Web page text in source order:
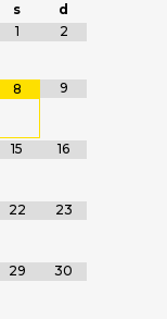
s
d
1
2
8 9
15 16
22 23
29 30